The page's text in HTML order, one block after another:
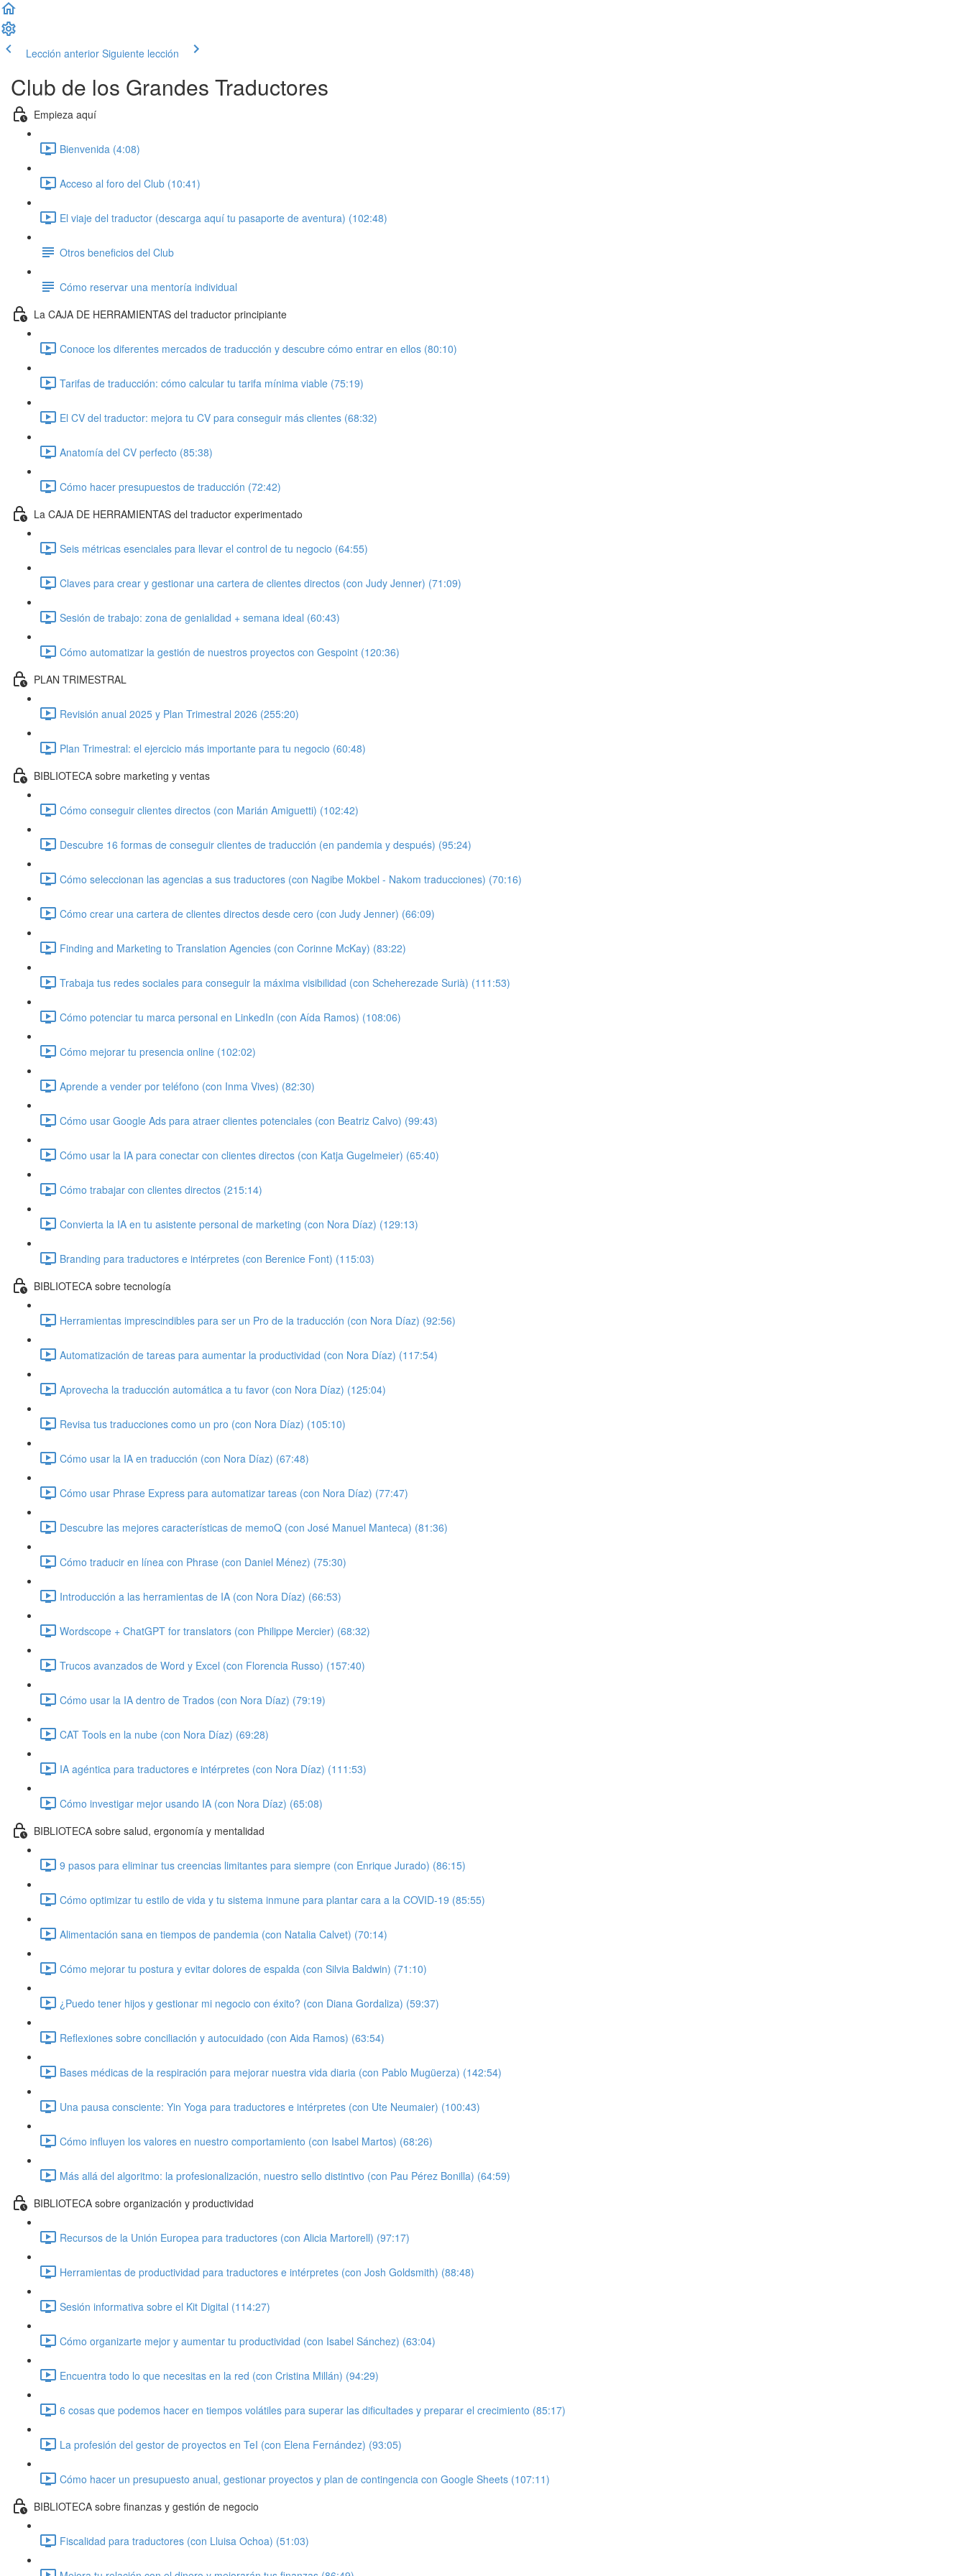
Lección anterior Siguiente lección
Club de los Grandes Traductores
Empieza aquí
Bienvenida (4:08)
Acceso al foro del Club (10:41)
El viaje del traductor (descarga aquí tu pasaporte de aventura) (102:48)
Otros beneficios del Club
Cómo reservar una mentoría individual
La CAJA DE HERRAMIENTAS del traductor principiante
Conoce los diferentes mercados de traducción y descubre cómo entrar en ellos (80:10)
Tarifas de traducción: cómo calcular tu tarifa mínima viable (75:19)
El CV del traductor: mejora tu CV para conseguir más clientes (68:32)
Anatomía del CV perfecto (85:38)
Cómo hacer presupuestos de traducción (72:42)
La CAJA DE HERRAMIENTAS del traductor experimentado
Seis métricas esenciales para llevar el control de tu negocio (64:55)
Claves para crear y gestionar una cartera de clientes directos (con Judy Jenner) (71:09)
Sesión de trabajo: zona de genialidad + semana ideal (60:43)
Cómo automatizar la gestión de nuestros proyectos con Gespoint (120:36)
PLAN TRIMESTRAL
Revisión anual 2025 y Plan Trimestral 2026 (255:20)
Plan Trimestral: el ejercicio más importante para tu negocio (60:48)
BIBLIOTECA sobre marketing y ventas
Cómo conseguir clientes directos (con Marián Amiguetti) (102:42)
Descubre 16 formas de conseguir clientes de traducción (en pandemia y después) (95:24)
Cómo seleccionan las agencias a sus traductores (con Nagibe Mokbel - Nakom traducciones) (70:16)
Cómo crear una cartera de clientes directos desde cero (con Judy Jenner) (66:09)
Finding and Marketing to Translation Agencies (con Corinne McKay) (83:22)
Trabaja tus redes sociales para conseguir la máxima visibilidad (con Scheherezade Surià) (111:53)
Cómo potenciar tu marca personal en LinkedIn (con Aída Ramos) (108:06)
Cómo mejorar tu presencia online (102:02)
Aprende a vender por teléfono (con Inma Vives) (82:30)
Cómo usar Google Ads para atraer clientes potenciales (con Beatriz Calvo) (99:43)
Cómo usar la IA para conectar con clientes directos (con Katja Gugelmeier) (65:40)
Cómo trabajar con clientes directos (215:14)
Convierta la IA en tu asistente personal de marketing (con Nora Díaz) (129:13)
Branding para traductores e intérpretes (con Berenice Font) (115:03)
BIBLIOTECA sobre tecnología
Herramientas imprescindibles para ser un Pro de la traducción (con Nora Díaz) (92:56)
Automatización de tareas para aumentar la productividad (con Nora Díaz) (117:54)
Aprovecha la traducción automática a tu favor (con Nora Díaz) (125:04)
Revisa tus traducciones como un pro (con Nora Díaz) (105:10)
Cómo usar la IA en traducción (con Nora Díaz) (67:48)
Cómo usar Phrase Express para automatizar tareas (con Nora Díaz) (77:47)
Descubre las mejores características de memoQ (con José Manuel Manteca) (81:36)
Cómo traducir en línea con Phrase (con Daniel Ménez) (75:30)
Introducción a las herramientas de IA (con Nora Díaz) (66:53)
Wordscope + ChatGPT for translators (con Philippe Mercier) (68:32)
Trucos avanzados de Word y Excel (con Florencia Russo) (157:40)
Cómo usar la IA dentro de Trados (con Nora Díaz) (79:19)
CAT Tools en la nube (con Nora Díaz) (69:28)
IA agéntica para traductores e intérpretes (con Nora Díaz) (111:53)
Cómo investigar mejor usando IA (con Nora Díaz) (65:08)
BIBLIOTECA sobre salud, ergonomía y mentalidad
9 pasos para eliminar tus creencias limitantes para siempre (con Enrique Jurado) (86:15)
Cómo optimizar tu estilo de vida y tu sistema inmune para plantar cara a la COVID-19 (85:55)
Alimentación sana en tiempos de pandemia (con Natalia Calvet) (70:14)
Cómo mejorar tu postura y evitar dolores de espalda (con Silvia Baldwin) (71:10)
¿Puedo tener hijos y gestionar mi negocio con éxito? (con Diana Gordaliza) (59:37)
Reflexiones sobre conciliación y autocuidado (con Aida Ramos) (63:54)
Bases médicas de la respiración para mejorar nuestra vida diaria (con Pablo Mugüerza) (142:54)
Una pausa consciente: Yin Yoga para traductores e intérpretes (con Ute Neumaier) (100:43)
Cómo influyen los valores en nuestro comportamiento (con Isabel Martos) (68:26)
Más allá del algoritmo: la profesionalización, nuestro sello distintivo (con Pau Pérez Bonilla) (64:59)
BIBLIOTECA sobre organización y productividad
Recursos de la Unión Europea para traductores (con Alicia Martorell) (97:17)
Herramientas de productividad para traductores e intérpretes (con Josh Goldsmith) (88:48)
Sesión informativa sobre el Kit Digital (114:27)
Cómo organizarte mejor y aumentar tu productividad (con Isabel Sánchez) (63:04)
Encuentra todo lo que necesitas en la red (con Cristina Millán) (94:29)
6 cosas que podemos hacer en tiempos volátiles para superar las dificultades y preparar el crecimiento (85:17)
La profesión del gestor de proyectos en TeI (con Elena Fernández) (93:05)
Cómo hacer un presupuesto anual, gestionar proyectos y plan de contingencia con Google Sheets (107:11)
BIBLIOTECA sobre finanzas y gestión de negocio
Fiscalidad para traductores (con Lluisa Ochoa) (51:03)